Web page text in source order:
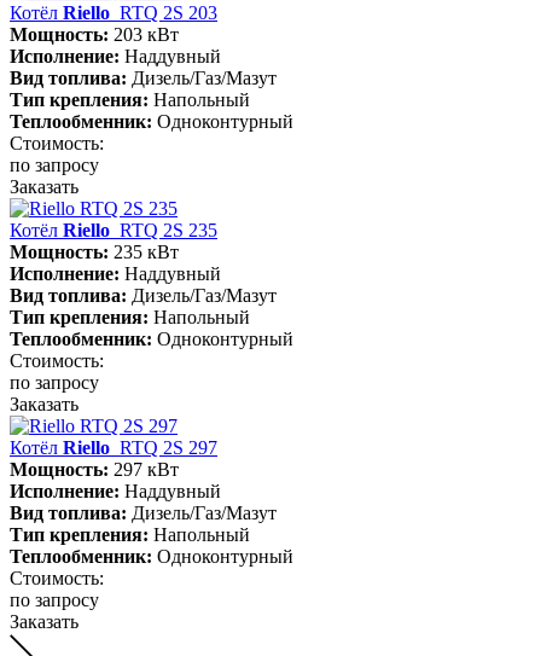
Котёл Riello RTQ 2S 203
Мощность: 203 кВт
Исполнение: Наддувный
Вид топлива: Дизель/Газ/Мазут
Тип крепления: Напольный
Теплообменник: Одноконтурный
Стоимость:
по запросу
Заказать
Котёл Riello RTQ 2S 235
Мощность: 235 кВт
Исполнение: Наддувный
Вид топлива: Дизель/Газ/Мазут
Тип крепления: Напольный
Теплообменник: Одноконтурный
Стоимость:
по запросу
Заказать
Котёл Riello RTQ 2S 297
Мощность: 297 кВт
Исполнение: Наддувный
Вид топлива: Дизель/Газ/Мазут
Тип крепления: Напольный
Теплообменник: Одноконтурный
Стоимость:
по запросу
Заказать